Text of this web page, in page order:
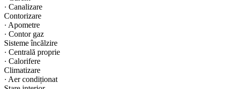
· Canalizare
Contorizare
· Apometre
· Contor gaz
Sisteme încălzire
· Centrală proprie
· Calorifere
Climatizare
· Aer condiționat